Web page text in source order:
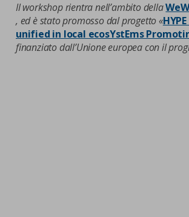
Il workshop rientra nell’ambito della
, ed è stato promosso dal progetto «
unified in local ecosYstEms
finanziato dall’Unione europea con il